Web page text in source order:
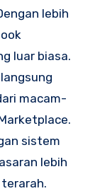
lebih
luar biasa.
macam-
sistem
lebih